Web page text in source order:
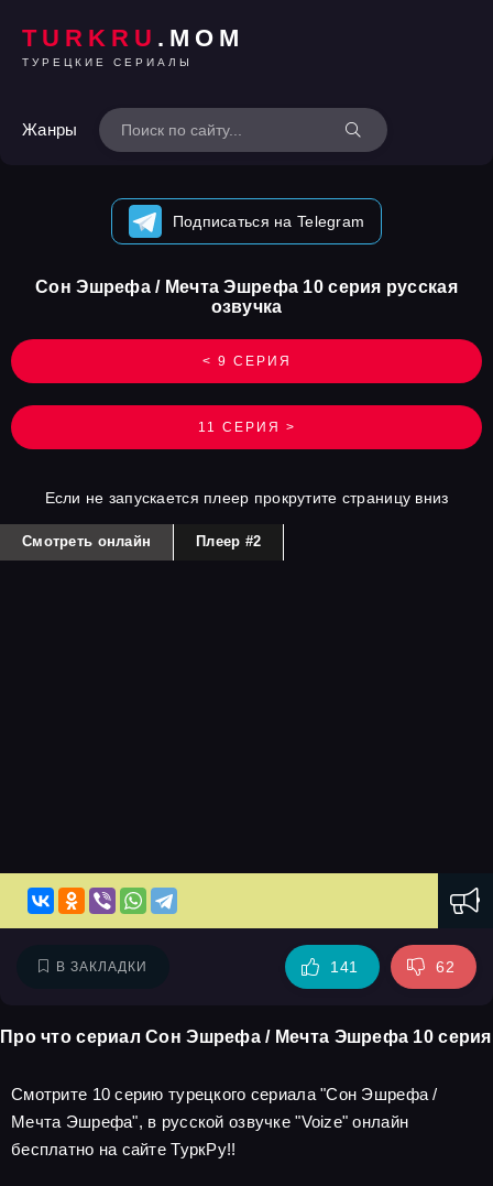
TURKRU .MOM
ТУРЕЦКИЕ СЕРИАЛЫ
Жанры
Подписаться на Telegram
< 9 СЕРИЯ
Сон Эшрефа / Мечта Эшрефа 10 серия русская
озвучка
11 СЕРИЯ >
Если не запускается плеер прокрутите страницу вниз
Смотреть онлайн Плеер #2
В ЗАКЛАДКИ 141 62
Про что сериал Сон Эшрефа / Мечта Эшрефа 10 серия
Смотрите 10 серию турецкого сериала "Сон Эшрефа /
Мечта Эшрефа", в русской озвучке "Voize" онлайн
бесплатно на сайте ТуркРу!!